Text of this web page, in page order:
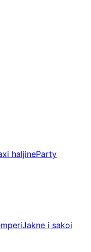
haljineParty
Jakne i sakoi